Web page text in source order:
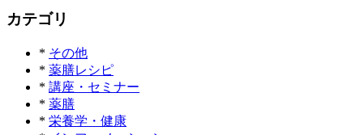
カテゴリ
* その他
* 薬膳レシピ
* 講座・セミナー
* 薬膳
* 栄養学・健康